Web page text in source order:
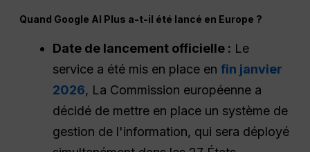
Quand Google AI Plus a-t-il été lancé en Europe ?
Date de lancement officielle : Le
service a été mis en place en fin janvier
2026, La Commission européenne a
décidé de mettre en place un système de
gestion de l'information, qui sera déployé